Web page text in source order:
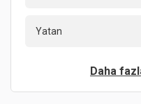
Yatan
Daha